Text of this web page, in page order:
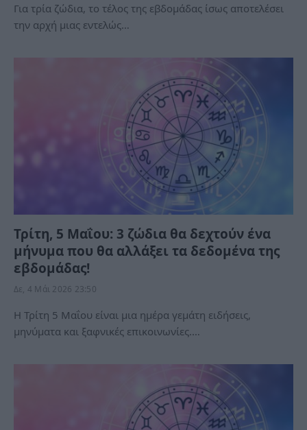
Για τρία ζώδια, το τέλος της εβδομάδας ίσως αποτελέσει
την αρχή μιας εντελώς…
Τρίτη, 5 Μαΐου: 3 ζώδια θα δεχτούν ένα
μήνυμα που θα αλλάξει τα δεδομένα της
εβδομάδας!
Δε, 4 Μάι 2026 23:50
Η Τρίτη 5 Μαΐου είναι μια ημέρα γεμάτη ειδήσεις,
μηνύματα και ξαφνικές επικοινωνίες.…